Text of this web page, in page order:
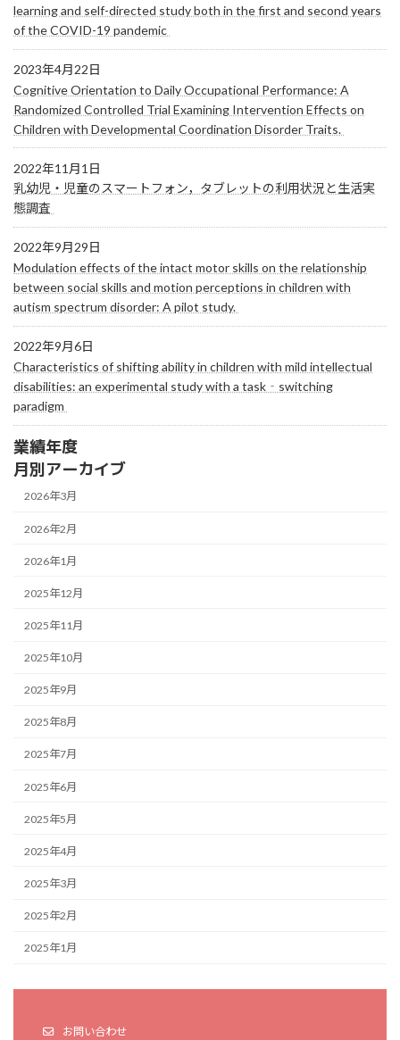
learning and self-directed study both in the first and second years
of the COVID-19 pandemic
2023年4月22日
Cognitive Orientation to Daily Occupational Performance: A
Randomized Controlled Trial Examining Intervention Effects on
Children with Developmental Coordination Disorder Traits.
2022年11月1日
乳幼児・児童のスマートフォン，タブレットの利用状況と生活実
態調査
2022年9月29日
Modulation effects of the intact motor skills on the relationship
between social skills and motion perceptions in children with
autism spectrum disorder: A pilot study.
2022年9月6日
Characteristics of shifting ability in children with mild intellectual
disabilities: an experimental study with a task‐switching
paradigm
業績年度
月別アーカイブ
2026年3月
2026年2月
2026年1月
2025年12月
2025年11月
2025年10月
2025年9月
2025年8月
2025年7月
2025年6月
2025年5月
2025年4月
2025年3月
2025年2月
2025年1月
お問い合わせ